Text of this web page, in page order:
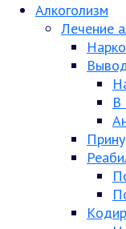
Алкоголизм
Лечение
В